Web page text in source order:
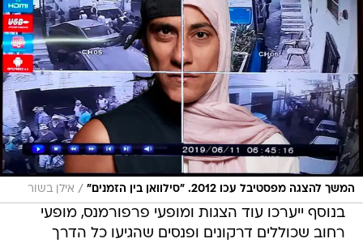
המשך להצגה מפסטיבל עכו 2012. "סילוואן בין הזמנים" / אילן בשור
בנוסף ייערכו עוד הצגות ומופעי פרפורמנס, מופעי
רחוב שכוללים דרקונים ופנסים שהגיעו כל הדרך